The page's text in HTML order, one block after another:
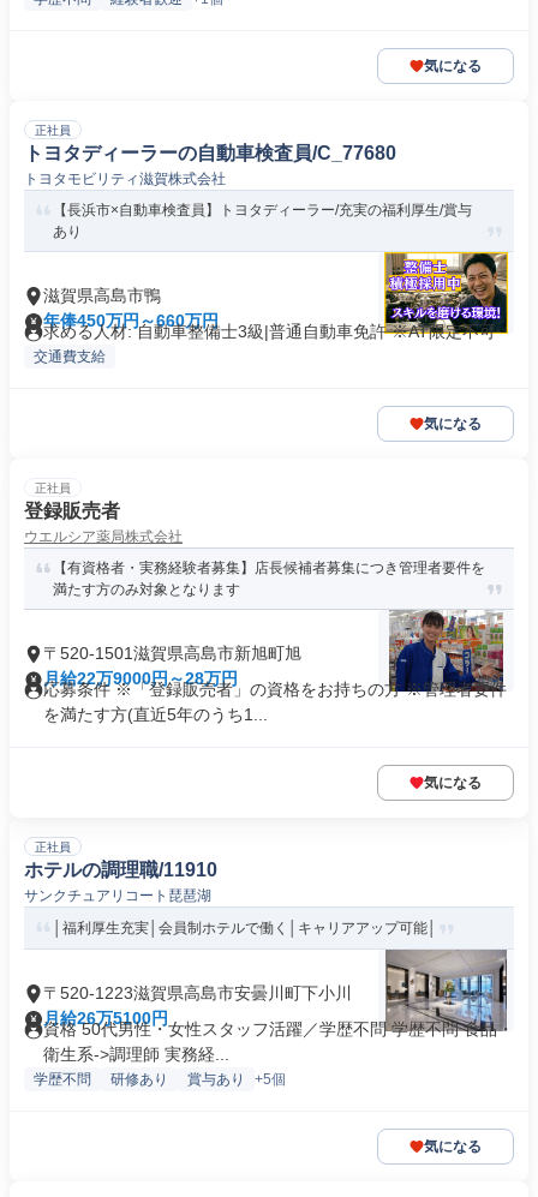
気になる
正社員
トヨタディーラーの自動車検査員/C_77680
トヨタモビリティ滋賀株式会社
【長浜市×自動車検査員】トヨタディーラー/充実の福利厚生/賞与
あり
滋賀県高島市鴨
年俸450万円～660万円
求める人材: 自動車整備士3級|普通自動車免許 ※AT限定不可
交通費支給
気になる
正社員
登録販売者
ウエルシア薬局株式会社
【有資格者・実務経験者募集】店長候補者募集につき管理者要件を
満たす方のみ対象となります
〒520-1501滋賀県高島市新旭町旭
月給22万9000円～28万円
応募条件 ※「登録販売者」の資格をお持ちの方 ※管理者要件
を満たす方(直近5年のうち1...
気になる
正社員
ホテルの調理職/11910
サンクチュアリコート琵琶湖
│福利厚生充実│会員制ホテルで働く│キャリアアップ可能│
〒520-1223滋賀県高島市安曇川町下小川
月給26万5100円
資格 50代男性・女性スタッフ活躍／学歴不問 学歴不問 食品・
衛生系->調理師 実務経...
学歴不問 研修あり 賞与あり +5個
気になる